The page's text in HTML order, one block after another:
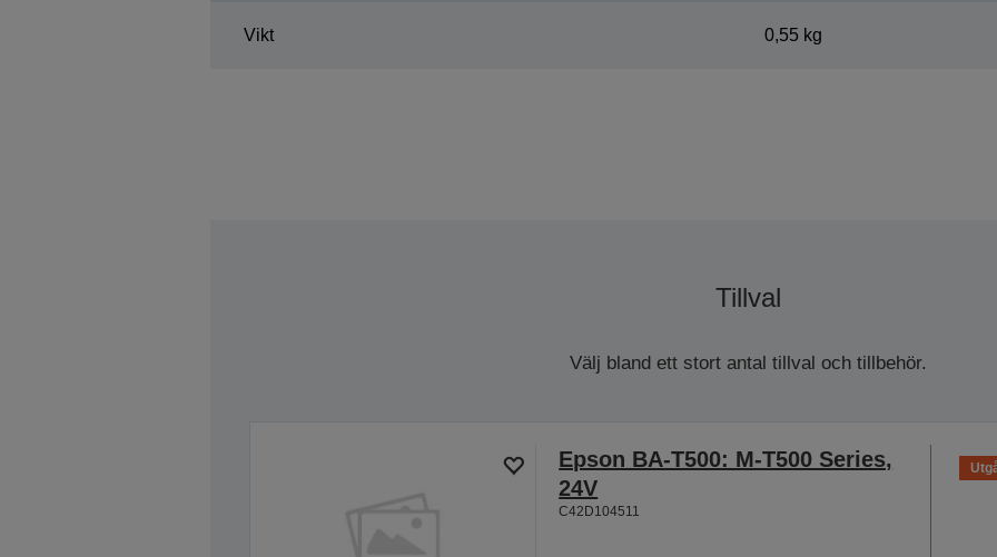
Vikt 0,55 kg
Tillval
Välj bland ett stort antal tillval och tillbehör.
Epson BA-T500: M-T500 Series,
24V
C42D104511